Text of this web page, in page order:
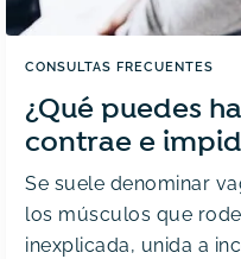
CONSULTAS FRECUENTES
¿Qué puedes
contrae e
Se suele denominar
los músculos que
inexplicada, unida a